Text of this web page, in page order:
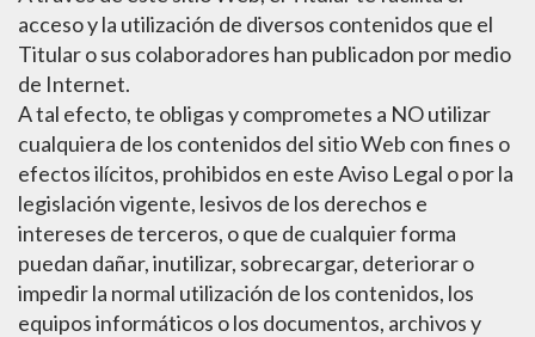
acceso y la utilización de diversos contenidos que el
Titular o sus colaboradores han publicadon por medio
de Internet.
A tal efecto, te obligas y comprometes a NO utilizar
cualquiera de los contenidos del sitio Web con fines o
efectos ilícitos, prohibidos en este Aviso Legal o por la
legislación vigente, lesivos de los derechos e
intereses de terceros, o que de cualquier forma
puedan dañar, inutilizar, sobrecargar, deteriorar o
impedir la normal utilización de los contenidos, los
equipos informáticos o los documentos, archivos y